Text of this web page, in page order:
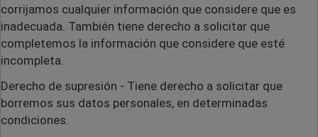
corrijamos cualquier información que considere que es
inadecuada. También tiene derecho a solicitar que
completemos la información que considere que esté
incompleta.
Derecho de supresión - Tiene derecho a solicitar que
borremos sus datos personales, en determinadas
condiciones.